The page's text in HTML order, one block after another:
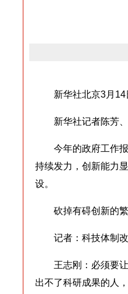
新华社北京3月14日
新华社记者陈芳、
今年的政府工作报
持续发力，创新能力
设。
砍掉有碍创新的繁
记者：科技体制改
王志刚：必须要让
出不了科研成果的人